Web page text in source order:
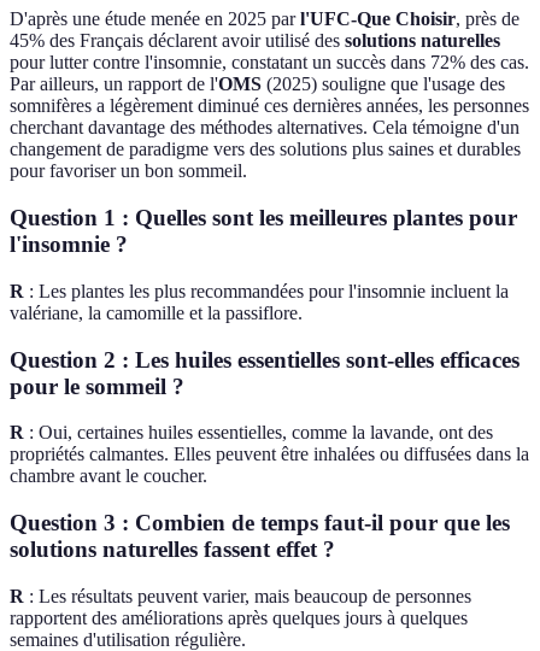
D'après une étude menée en 2025 parl'UFC-Que Choisir, près de
45% des Français déclarent avoir utilisé des solutions naturelles
pour lutter contre l'insomnie, constatant un succès dans 72% des cas.
Par ailleurs, un rapport de l'OMS (2025) souligne que l'usage des
somnifères a légèrement diminué ces dernières années, les personnes
cherchant davantage des méthodes alternatives. Cela témoigne d'un
changement de paradigme vers des solutions plus saines et durables
pour favoriser un bon sommeil.
Question 1 : Quelles sont les meilleures plantes pour
l'insomnie ?
R : Les plantes les plus recommandées pour l'insomnie incluent la
valériane, la camomille et la passiflore.
Question 2 : Les huiles essentielles sont-elles efficaces
pour le sommeil ?
R : Oui, certaines huiles essentielles, comme la lavande, ont des
propriétés calmantes. Elles peuvent être inhalées ou diffusées dans la
chambre avant le coucher.
Question 3 : Combien de temps faut-il pour que les
solutions naturelles fassent effet ?
R : Les résultats peuvent varier, mais beaucoup de personnes
rapportent des améliorations après quelques jours à quelques
semaines d'utilisation régulière.